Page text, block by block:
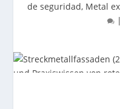
de seguridad, Metal
|